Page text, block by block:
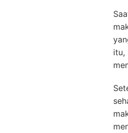
itu,